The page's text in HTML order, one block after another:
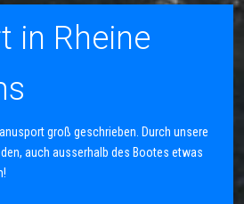
in Rheine
groß geschrieben. Durch unsere
auch ausserhalb des Bootes etwas